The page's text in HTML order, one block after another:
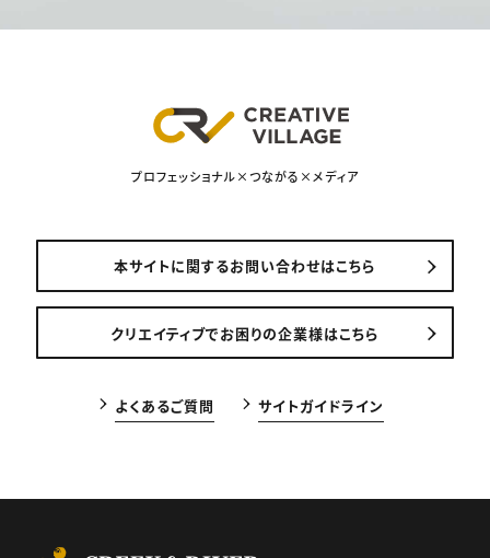
プロフェッショナル×つながる×メディア
本サイトに関するお問い合わせはこちら
クリエイティブでお困りの企業様はこちら
よくあるご質問 サイトガイドライン